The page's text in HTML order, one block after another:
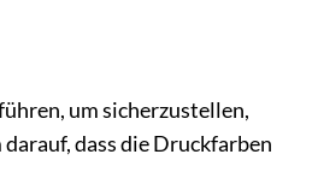
um sicherzustellen,
dass die Druckfarben